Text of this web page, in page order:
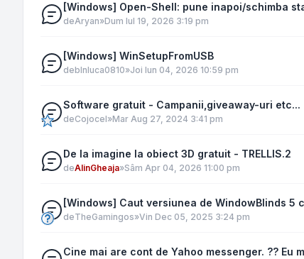
[Windows] Open-Shell: pune inapoi/schimba
deAryan»Dum Iul 19, 2026 3:19 pm
[Windows] WinSetupFromUSB
deblnluca0810»Joi Iun 04, 2026 10:59 pm
Software gratuit - Campanii,giveaway-uri etc...
deCojocel»Mar Aug 27, 2024 3:41 pm
De la imagine la obiect 3D gratuit - TRELLIS.2
deAlinGheaja»Sâm Apr 04, 2026 11:00 pm
[Windows] Caut versiunea de WindowBlinds 5
deTheGamingos»Vin Dec 05, 2025 3:24 pm
Cine mai are cont de Yahoo messenger. ?? Eu